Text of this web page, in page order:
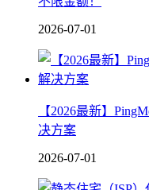
2026-07-01
【2026最新】
决方案
2026-07-01